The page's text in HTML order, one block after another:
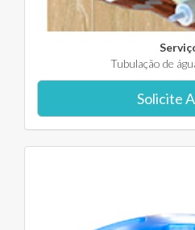
Tubulação de
Solicite